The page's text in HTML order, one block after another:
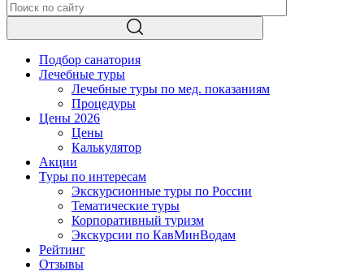
Подбор санатория
Лечебные туры
Лечебные туры по мед. показаниям
Процедуры
Цены 2026
Цены
Калькулятор
Акции
Туры по интересам
Экскурсионные туры по России
Тематические туры
Корпоративный туризм
Экскурсии по КавМинВодам
Рейтинг
Отзывы